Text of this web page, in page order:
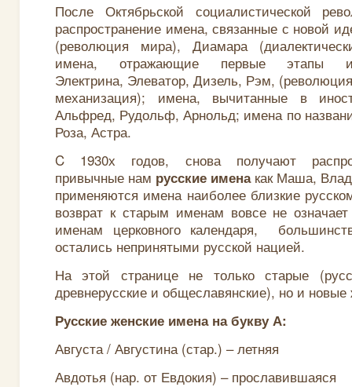
После Октябрьской социалистической
распространение имена, связанные с новой
(революция мира), Диамара
имена, отражающие первые этапы
Электрина, Элеватор, Дизель, Рэм,
механизация); имена, вычитанные в
Альфред, Рудольф, Арнольд; имена по
Роза, Астра.
C 1930х годов, снова получают
привычные нам русские именакак Маша,
применяются имена наиболее близкие
возврат к старым именам вовсе не
именам церковного календаря,
остались непринятыми русской нацией.
На этой странице не только старые
древнерусские и общеславянские), но и
Русские женские имена на букву А:
Августа / Августина (стар.) – летняя
Авдотья (нар. от Евдокия) – прославившаяся